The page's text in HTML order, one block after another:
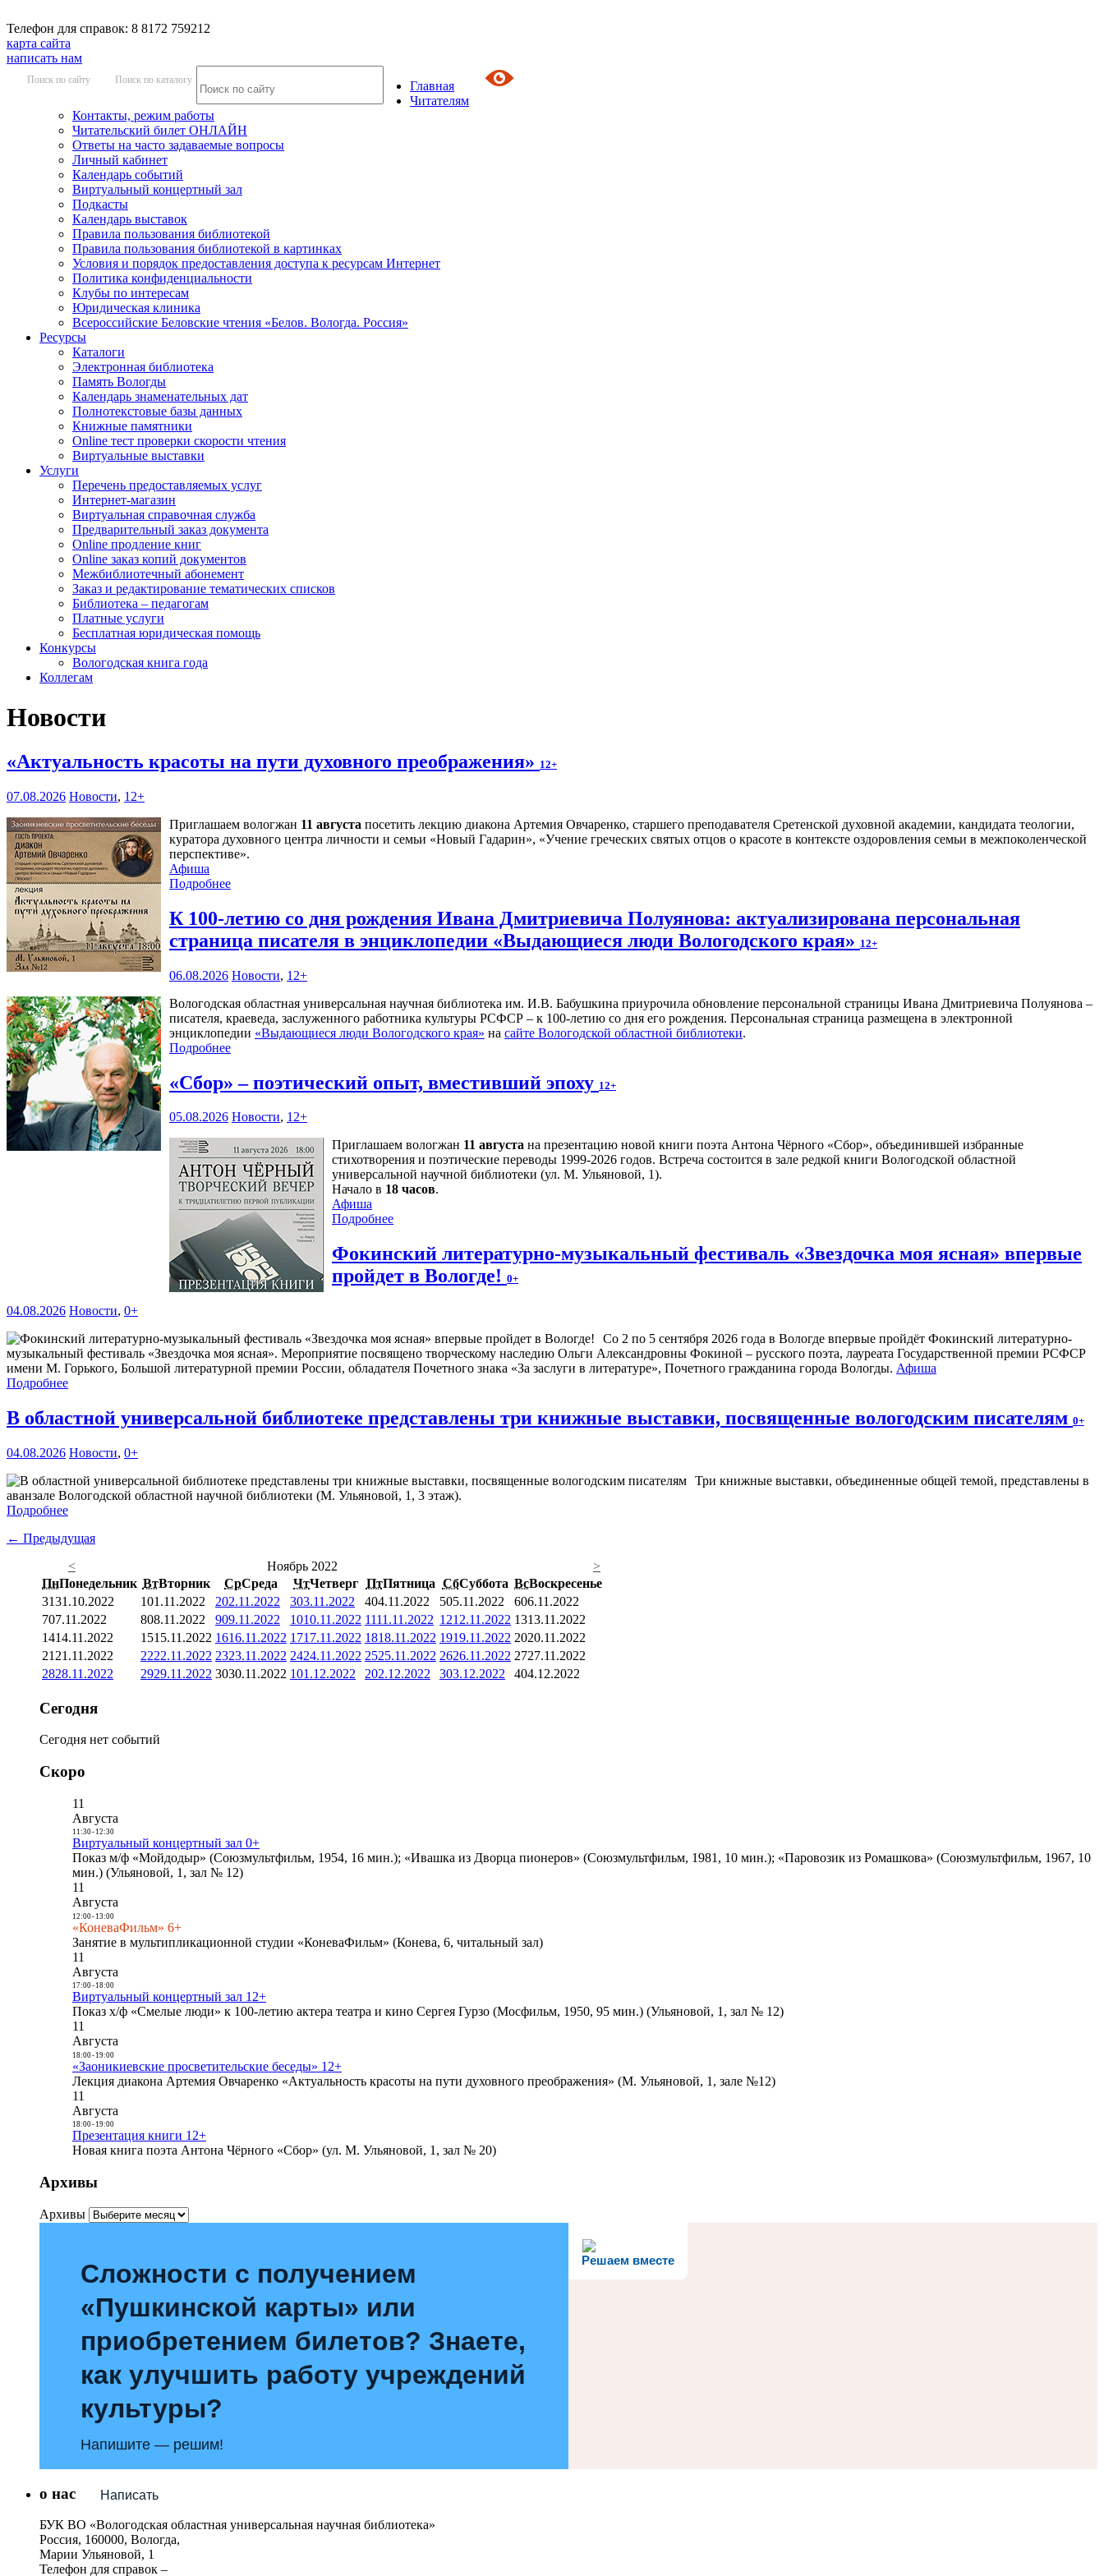
Телефон для справок: 8 8172 759212
карта сайта
написать нам
Поиск по сайту Поиск по каталогу
Главная
Читателям
Контакты, режим работы
Читательский билет ОНЛАЙН
Ответы на часто задаваемые вопросы
Личный кабинет
Календарь событий
Виртуальный концертный зал
Подкасты
Календарь выставок
Правила пользования библиотекой
Правила пользования библиотекой в картинках
Условия и порядок предоставления доступа к ресурсам Интернет
Политика конфиденциальности
Клубы по интересам
Юридическая клиника
Всероссийские Беловские чтения «Белов. Вологда. Россия»
Ресурсы
Каталоги
Электронная библиотека
Память Вологды
Календарь знаменательных дат
Полнотекстовые базы данных
Книжные памятники
Online тест проверки скорости чтения
Виртуальные выставки
Услуги
Перечень предоставляемых услуг
Интернет-магазин
Виртуальная справочная служба
Предварительный заказ документа
Online продление книг
Online заказ копий документов
Межбиблиотечный абонемент
Заказ и редактирование тематических списков
Библиотека – педагогам
Платные услуги
Бесплатная юридическая помощь
Конкурсы
Вологодская книга года
Коллегам
Новости
«Актуальность красоты на пути духовного преображения» 12+
07.08.2026 Новости, 12+
Приглашаем вологжан 11 августа посетить лекцию диакона Артемия Овчаренко, старшего преподавателя Сретенской духовной академии, кандидата теологии,
куратора духовного центра личности и семьи «Новый Гадарин», «Учение греческих святых отцов о красоте в контексте оздоровления семьи в межпоколенческой
перспективе».
Афиша
Подробнее
К 100-летию со дня рождения Ивана Дмитриевича Полуянова: актуализирована персональная
страница писателя в энциклопедии «Выдающиеся люди Вологодского края» 12+
06.08.2026 Новости, 12+
Вологодская областная универсальная научная библиотека им. И.В. Бабушкина приурочила обновление персональной страницы Ивана Дмитриевича Полуянова –
писателя, краеведа, заслуженного работника культуры РСФСР – к 100‑летию со дня его рождения. Персональная страница размещена в электронной
энциклопедии «Выдающиеся люди Вологодского края» на сайте Вологодской областной библиотеки.
Подробнее
«Сбор» – поэтический опыт, вместивший эпоху 12+
05.08.2026 Новости, 12+
Приглашаем вологжан 11 августа на презентацию новой книги поэта Антона Чёрного «Сбор», объединившей избранные
стихотворения и поэтические переводы 1999-2026 годов. Встреча состоится в зале редкой книги Вологодской областной
универсальной научной библиотеки (ул. М. Ульяновой, 1).
Начало в 18 часов.
Афиша
Подробнее
Фокинский литературно-музыкальный фестиваль «Звездочка моя ясная» впервые
пройдет в Вологде! 0+
04.08.2026 Новости, 0+
Со 2 по 5 сентября 2026 года в Вологде впервые пройдёт Фокинский литературно-
музыкальный фестиваль «Звездочка моя ясная». Мероприятие посвящено творческому наследию Ольги Александровны Фокиной – русского поэта, лауреата Государственной премии РСФСР
имени М. Горького, Большой литературной премии России, обладателя Почетного знака «За заслуги в литературе», Почетного гражданина города Вологды. Афиша
Подробнее
В областной универсальной библиотеке представлены три книжные выставки, посвященные вологодским писателям 0+
04.08.2026 Новости, 0+
Три книжные выставки, объединенные общей темой, представлены в
аванзале Вологодской областной научной библиотеки (М. Ульяновой, 1, 3 этаж).
Подробнее
← Предыдущая
<
Ноябрь 2022
>
ПнПонедельник ВтВторник СрСреда ЧтЧетверг ПтПятница СбСуббота ВсВоскресенье
3131.10.2022 101.11.2022 202.11.2022 303.11.2022 404.11.2022 505.11.2022 606.11.2022
707.11.2022 808.11.2022 909.11.2022 1010.11.2022 1111.11.2022 1212.11.2022 1313.11.2022
1414.11.2022 1515.11.2022 1616.11.2022 1717.11.2022 1818.11.2022 1919.11.2022 2020.11.2022
21 21.11.2022 2222.11.2022 2323.11.2022 2424.11.2022 2525.11.2022 2626.11.2022 2727.11.2022
2828.11.2022 2929.11.2022 3030.11.2022 101.12.2022 202.12.2022 303.12.2022 404.12.2022
Сегодня
Сегодня нет событий
Скоро
11
Августа
11:30- 12:30
Виртуальный концертный зал 0+
Показ м/ф «Мойдодыр» (Союзмультфильм, 1954, 16 мин.); «Ивашка из Дворца пионеров» (Союзмультфильм, 1981, 10 мин.); «Паровозик из Ромашкова» (Союзмультфильм, 1967, 10
мин.) (Ульяновой, 1, зал № 12)
11
Августа
12:00- 13:00
«КоневаФильм» 6+
Занятие в мультипликационной студии «КоневаФильм» (Конева, 6, читальный зал)
11
Августа
17:00- 18:00
Виртуальный концертный зал 12+
Показ х/ф «Смелые люди» к 100-летию актера театра и кино Сергея Гурзо (Мосфильм, 1950, 95 мин.) (Ульяновой, 1, зал № 12)
11
Августа
18:00- 19:00
«Заоникиевские просветительские беседы» 12+
Лекция диакона Артемия Овчаренко «Актуальность красоты на пути духовного преображения» (М. Ульяновой, 1, зале №12)
11
Августа
18:00- 19:00
Презентация книги 12+
Новая книга поэта Антона Чёрного «Сбор» (ул. М. Ульяновой, 1, зал № 20)
Архивы
Архивы
Решаем вместе
Сложности с получением
«Пушкинской карты» или
приобретением билетов? Знаете,
как улучшить работу учреждений
культуры?
Напишите — решим!
Написать
о нас
БУК ВО «Вологодская областная универсальная научная библиотека»
Россия, 160000, Вологда,
Марии Ульяновой, 1
Телефон для справок –